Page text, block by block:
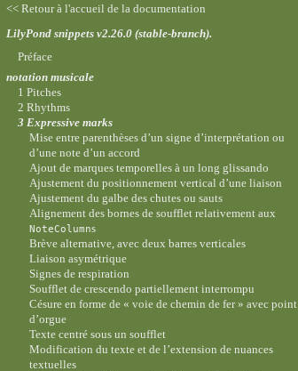
<< Retour à l'accueil de la documentation
LilyPond snippets v2.26.0 (stable-branch).
Préface
notation musicale
1 Pitches
2 Rhythms
3 Expressive marks
Mise entre parenthèses d’un signe d’interprétation ou
d’une note d’un accord
Ajout de marques temporelles à un long glissando
Ajustement du positionnement vertical d’une liaison
Ajustement du galbe des chutes ou sauts
Alignement des bornes de soufflet relativement aux
NoteColumns
Brève alternative, avec deux barres verticales
Liaison asymétrique
Signes de respiration
Soufflet de crescendo partiellement interrompu
Césure en forme de « voie de chemin de fer » avec point
d’orgue
Texte centré sous un soufflet
Modification du texte et de l’extension de nuances
textuelles